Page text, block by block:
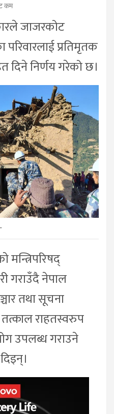
कम
जाजरकोट
प्रतिमृतक
निर्णय गरेको छ।
गराउँदै नेपाल
तथा सूचना
तत्काल राहतस्वरुप
उपलब्ध गराउने